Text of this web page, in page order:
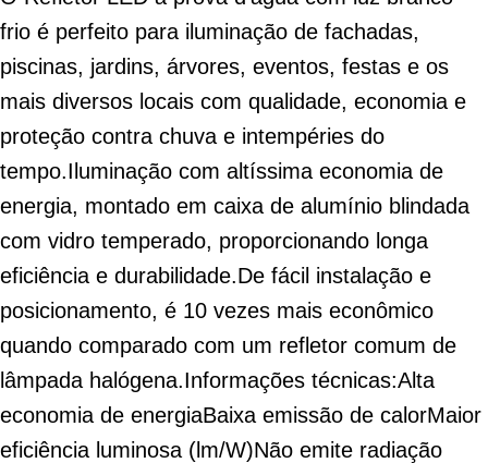
frio é perfeito para iluminação de fachadas,
piscinas, jardins, árvores, eventos, festas e os
mais diversos locais com qualidade, economia e
proteção contra chuva e intempéries do
tempo.Iluminação com altíssima economia de
energia, montado em caixa de alumínio blindada
com vidro temperado, proporcionando longa
eficiência e durabilidade.De fácil instalação e
posicionamento, é 10 vezes mais econômico
quando comparado com um refletor comum de
lâmpada halógena.Informações técnicas:Alta
economia de energiaBaixa emissão de calorMaior
eficiência luminosa (lm/W)Não emite radiação